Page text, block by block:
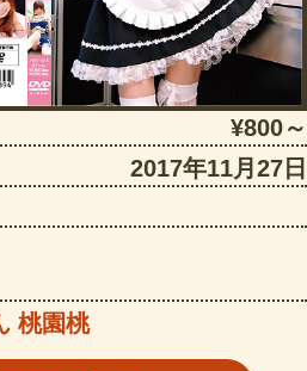
¥800～
2017年11月27日
桃園桃